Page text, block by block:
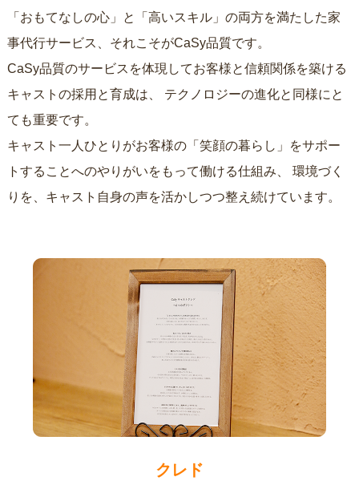
「おもてなしの心」と「高いスキル」の両方を満たした家
事代行サービス、それこそがCaSy品質です。
CaSy品質のサービスを体現してお客様と信頼関係を築ける
キャストの採用と育成は、
ても重要です。
キャスト一人ひとりがお客様の「笑顔の暮らし」をサポー
トすることへのやりがいをもって働ける仕組み、
りを、キャスト自身の声を活かしつつ整え続けています。
クレド